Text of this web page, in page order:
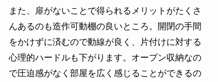
また、扉がないことで得られるメリットがたくさ
んあるのも造作可動棚の良いところ。開閉の手間
をかけずに済むので動線が良く、
片付けに対する
心理的ハードルも下がります。オープン収納なの
で圧迫感がなく部屋を広く感じることができるの